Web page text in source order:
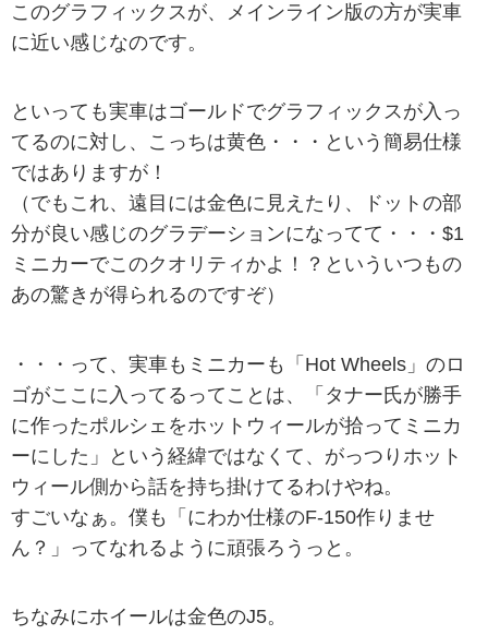
このグラフィックスが、メインライン版の方が実車
に近い感じなのです。
といっても実車はゴールドでグラフィックスが入っ
てるのに対し、こっちは黄色・・・という簡易仕様
ではありますが！
（でもこれ、遠目には金色に見えたり、ドットの部
分が良い感じのグラデーションになってて・・・$1
ミニカーでこのクオリティかよ！？といういつもの
あの驚きが得られるのですぞ）
・・・って、実車もミニカーも「Hot Wheels」のロ
ゴがここに入ってるってことは、「タナー氏が勝手
に作ったポルシェをホットウィールが拾ってミニカ
ーにした」という経緯ではなくて、がっつりホット
ウィール側から話を持ち掛けてるわけやね。
すごいなぁ。僕も「にわか仕様のF-150作りませ
ん？」ってなれるように頑張ろうっと。
ちなみにホイールは金色のJ5。